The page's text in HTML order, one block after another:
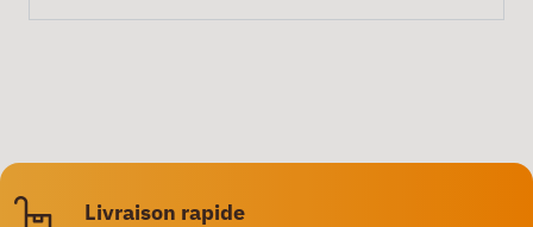
Livraison rapide